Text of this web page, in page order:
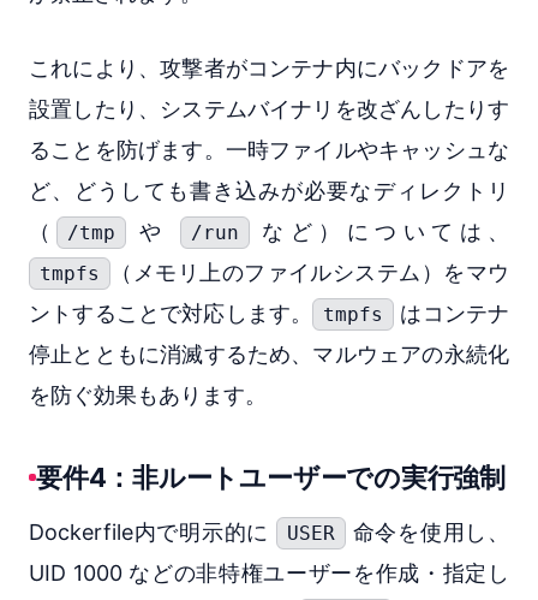
これにより、攻撃者がコンテナ内にバックドアを
設置したり、システムバイナリを改ざんしたりす
ることを防げます。一時ファイルやキャッシュな
ど、どうしても書き込みが必要なディレクトリ
（
/tmp や /run など）については、
tmpfs
（メモリ上のファイルシステム）をマウ
ントすることで対応します。
tmpfs
はコンテナ
停止とともに消滅するため、マルウェアの永続化
を防ぐ効果もあります。
要件4：非ルートユーザーでの実行強制
Dockerfile内で明示的に USER
命令を使用し、
UID 1000 などの非特権ユーザーを作成・指定し